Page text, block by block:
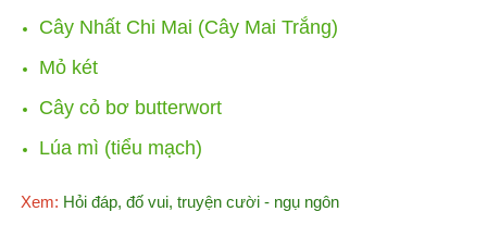
Cây Nhất Chi Mai (Cây Mai Trắng)
Mỏ két
Cây cỏ bơ butterwort
Lúa mì (tiểu mạch)
Xem: Hỏi đáp, đố vui, truyện cười - ngụ ngôn